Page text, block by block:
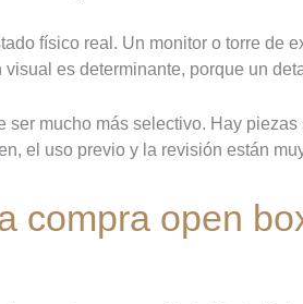
físico real. Un monitor o torre
es determinante, porque un
ser mucho más selectivo. Hay
el uso previo y la revisión están
compra open